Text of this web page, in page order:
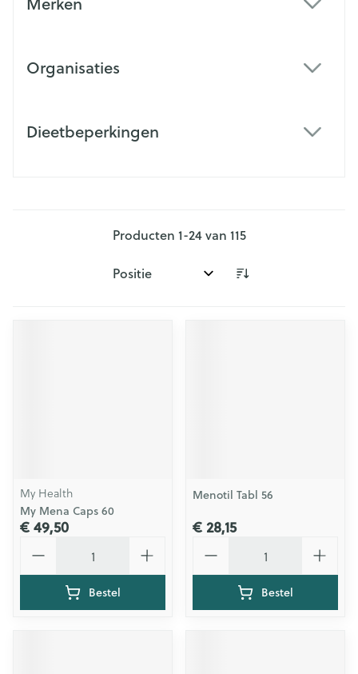
Organisaties
Dieetbeperkingen
Producten 1-24van 115
Sorteer op:
My Health
My Mena Caps 60
€ 49,50
Bestel
Menotil Tabl 56
€ 28,15
Bestel